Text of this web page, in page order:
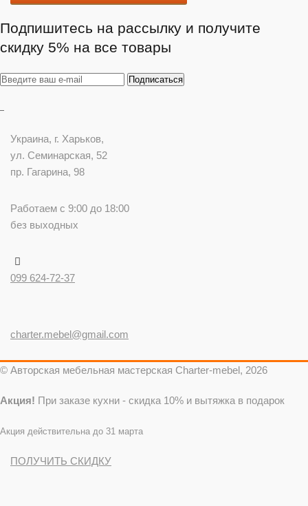
Подпишитесь на рассылку и получите
скидку 5% на все товары
Украина, г. Харьков,
ул. Семинарская, 52
пр. Гагарина, 98
Работаем с 9:00 до 18:00
без выходных
099 624-72-37
charter.mebel@gmail.com
© Авторская мебельная мастерская Charter-mebel, 2026
Акция! При заказе кухни - скидка 10% и вытяжка в подарок
Акция действительна до 31 марта
ПОЛУЧИТЬ СКИДКУ